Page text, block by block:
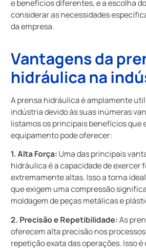
e benefícios diferentes, e a escolha
considerar as necessidades
da empresa.
Vantagens da
hidráulica na
A prensa hidráulica é amplamente
indústria devido às suas inúmeras
listamos os principais benefícios que
equipamento pode oferecer:
1. Alta Força: Uma das principais
hidráulica é a capacidade de exercer
extremamente altas. Isso a torna
que exigem uma compressão
moldagem de peças metálicas e
2. Precisão e Repetibilidade:As
oferecem alta precisão nos
repetição exata das operações. Isso